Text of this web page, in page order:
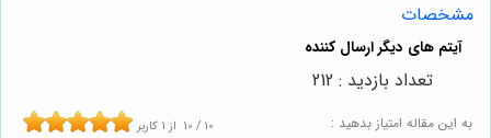
مشخصات
به این مقاله امتیاز بدهید : 10 / 10 از 1 کاربر
تعداد بازدید : 212